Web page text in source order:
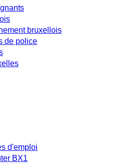
bruxellois
de police
d'emploi
BX1